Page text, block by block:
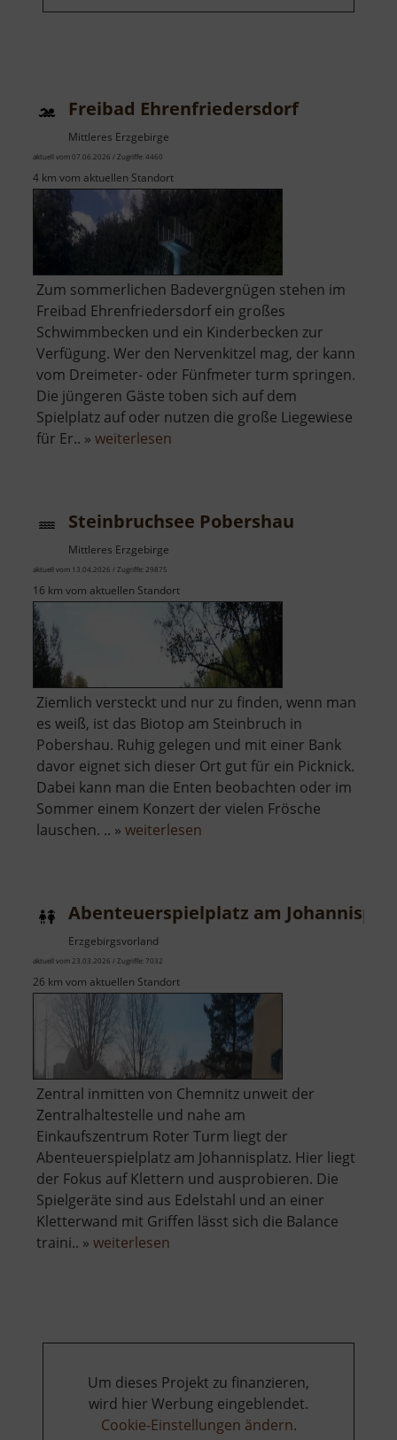
Freibad Ehrenfriedersdorf
Mittleres Erzgebirge
aktuell vom 07.06.2026 / Zugriffe: 4460
4 km vom aktuellen Standort
Zum sommerlichen Badevergnügen stehen im
Freibad Ehrenfriedersdorf ein großes
Schwimmbecken und ein Kinderbecken zur
Verfügung. Wer den Nervenkitzel mag, der kann
vom Dreimeter- oder Fünfmeter turm springen.
Die jüngeren Gäste toben sich auf dem
Spielplatz auf oder nutzen die große Liegewiese
für Er.. » weiterlesen
Steinbruchsee Pobershau
Mittleres Erzgebirge
aktuell vom 13.04.2026 / Zugriffe: 29875
16 km vom aktuellen Standort
Ziemlich versteckt und nur zu finden, wenn man
es weiß, ist das Biotop am Steinbruch in
Pobershau. Ruhig gelegen und mit einer Bank
davor eignet sich dieser Ort gut für ein Picknick.
Dabei kann man die Enten beobachten oder im
Sommer einem Konzert der vielen Frösche
lauschen. .. » weiterlesen
Abenteuerspielplatz am
Erzgebirgsvorland
aktuell vom 23.03.2026 / Zugriffe: 7032
26 km vom aktuellen Standort
Zentral inmitten von Chemnitz unweit der
Zentralhaltestelle und nahe am
Einkaufszentrum Roter Turm liegt der
Abenteuerspielplatz am Johannisplatz. Hier liegt
der Fokus auf Klettern und ausprobieren. Die
Spielgeräte sind aus Edelstahl und an einer
Kletterwand mit Griffen lässt sich die Balance
traini.. » weiterlesen
Um dieses Projekt zu finanzieren,
wird hier Werbung eingeblendet.
Cookie-Einstellungen ändern.